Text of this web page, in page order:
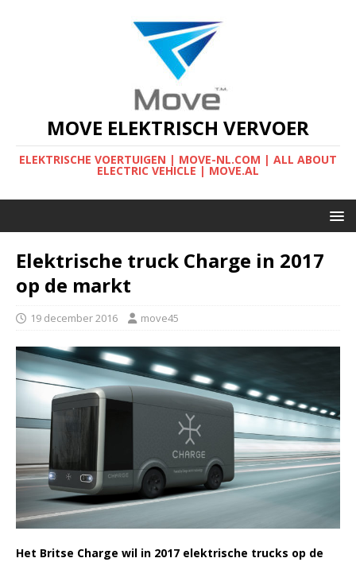
MOVE ELEKTRISCH VERVOER
ELEKTRISCHE VOERTUIGEN | MOVE-NL.COM | ALL ABOUT
ELECTRIC VEHICLE | MOVE.AL
Elektrische truck Charge in 2017
op de markt
19 december 2016 move45
Het Britse Charge wil in 2017 elektrische trucks op de